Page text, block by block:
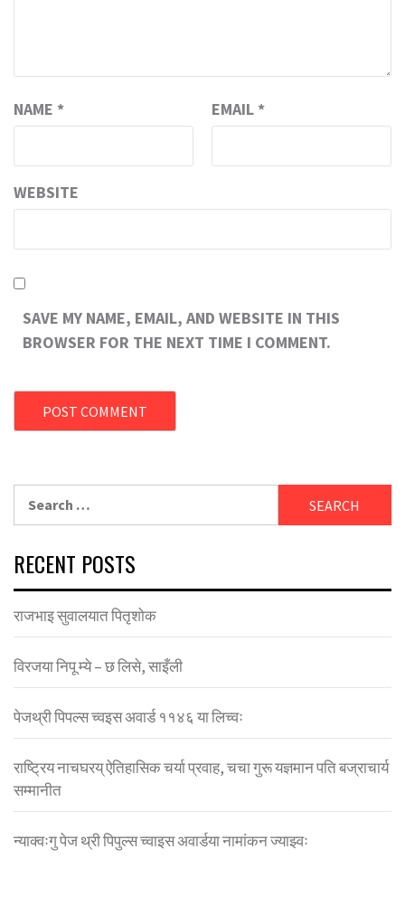
NAME * EMAIL *
WEBSITE
SAVE MY NAME, EMAIL, AND WEBSITE IN THIS
BROWSER FOR THE NEXT TIME I COMMENT.
RECENT POSTS
राजभाइ सुवालयात पितृशाेक
विरजया निपू म्ये – छ लिसे, साइँली
पेजथ्री पिपल्स च्वइस अवार्ड ११४६ या लिच्वः
राष्ट्रिय नाचघरय् ऐतिहासिक चर्या प्रवाह, चचा गुरू यज्ञमान पति बज्राचार्य
सम्मानीत
न्याक्वःगु पेज थ्री पिपुल्स च्वाइस अवार्डया नामांकन ज्याझ्वः